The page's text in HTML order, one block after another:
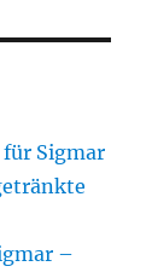
für Sigmar
–